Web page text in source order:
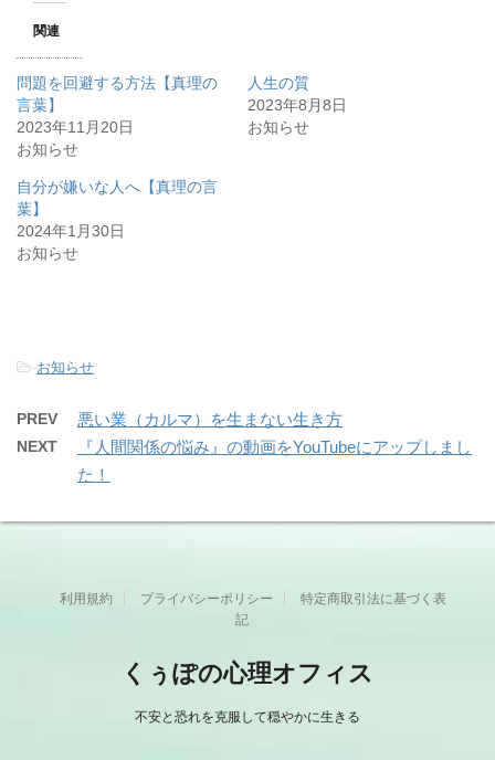
関連
問題を回避する方法【真理の
言葉】
2023年11月20日
お知らせ
人生の質
2023年8月8日
お知らせ
自分が嫌いな人へ【真理の言
葉】
2024年1月30日
お知らせ
-お知らせ
PREV 悪い業（カルマ）を生まない生き方
NEXT
『人間関係の悩み』の動画をYouTubeにアップしまし
た！
利用規約 プライバシーポリシー
特定商取引法に基づく表
記
くぅぽの心理オフィス
不安と恐れを克服して穏やかに生きる